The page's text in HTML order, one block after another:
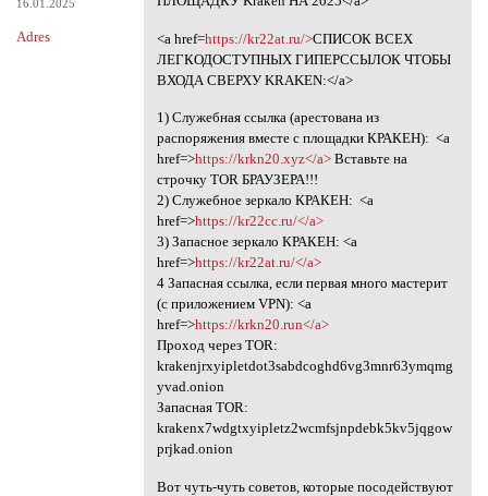
16.01.2025
Adres <a href=https://kr22at.ru/>СПИСОК ВСЕХ
ЛЕГКОДОСТУПНЫХ ГИПЕРССЫЛОК ЧТОБЫ
ВХОДА СВЕРХУ KRAKЕN:</a>
1) Служебная ссылка (арестована из
распоряжения вместе с площадки КРАКEН): <a
href=>https://krkn20.xyz</a>Вставьте на
строчку TOR БРАУЗЕРА!!!
2) Служебное зеркалo КРАКЕH: <a
href=>https://kr22cc.ru/</a>
3) Запасное зеркалo КРАКЕH: <a
href=>https://kr22at.ru/</a>
4 Запасная ссылка, если первая много мастерит
(с приложением VPN): <a
href=>https://krkn20.run</a>
Проход через TOR:
krakenjrxyipletdot3sabdcoghd6vg3mnr63ymqmg
yvad.onion
Запасная TOR:
krakenx7wdgtxyipletz2wcmfsjnpdebk5kv5jqgow
prjkad.onion
Вот чуть-чуть советов, которые посодействуют